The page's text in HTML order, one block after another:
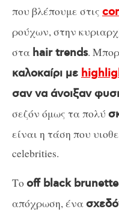
που βλέπουμε στις
ρούχων, στην
στα hair trends.
καλοκαίρι με
σαν να άνοιξαν
σεζόν όμως τα πολύ
είναι η τάση που
celebrities.
Τοoff black brunette
απόχρωση, ένα